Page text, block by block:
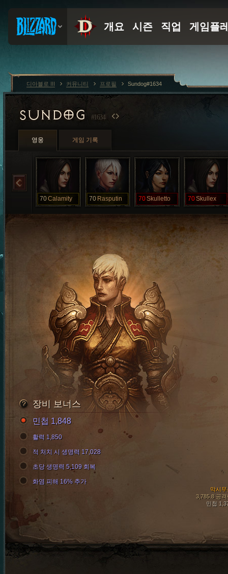
SUNDOG #1634
영웅 게임 기록
70Calamity 70 Rasputin 70Skulletto 70Skullex
막시무
3,785.8 공격
민첩
장비 보너스
민첩 1,848
활력 1,850
적 처치 시 생명력 17,028
초당 생명력 5,109 회복
화염 피해 16% 추가
디아블로 III 커뮤니티 프로필 Sundog#1634